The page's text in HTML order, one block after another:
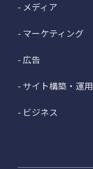
- メディア
- マーケティング
- 広告
- サイト構築・運用
- ビジネス